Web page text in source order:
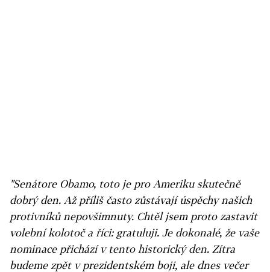
"Senátore Obamo, toto je pro Ameriku skutečně
dobrý den. Až příliš často zůstávají úspěchy našich
protivníků nepovšimnuty. Chtěl jsem proto zastavit
volební kolotoč a říci: gratuluji. Je dokonalé, že vaše
nominace přichází v tento historický den. Zítra
budeme zpět v prezidentském boji, ale dnes večer